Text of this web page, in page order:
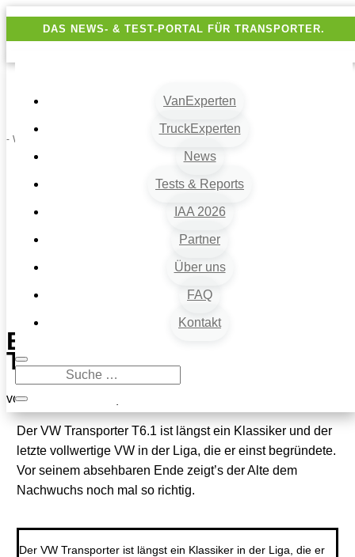
DAS NEWS- & TEST-PORTAL FÜR TRANSPORTER.
VanExperten
TruckExperten
News
Tests & Reports
IAA 2026
Partner
Über uns
FAQ
Kontakt
- Werbung -
Experten-Test: VW
Transporter T6.1
von
Der VW Transporter T6.1 ist längst ein Klassiker und der
letzte vollwertige VW in der Liga, die er einst begründete.
Vor seinem absehbaren Ende zeigt’s der Alte dem
Nachwuchs noch mal so richtig.
Der VW Transporter ist längst ein Klassiker in der Liga, die er